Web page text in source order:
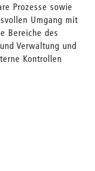
Prozesse sowie
Umgang mit
Bereiche des
Verwaltung und
Kontrollen